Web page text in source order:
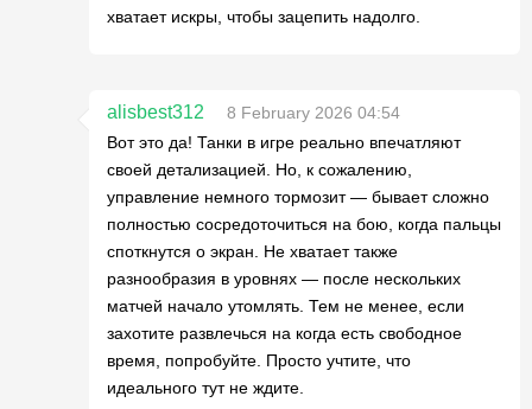
хватает искры, чтобы зацепить надолго.
alisbest312
8 February 2026 04:54
Вот это да! Танки в игре реально впечатляют
своей детализацией. Но, к сожалению,
управление немного тормозит — бывает сложно
полностью сосредоточиться на бою, когда пальцы
споткнутся о экран. Не хватает также
разнообразия в уровнях — после нескольких
матчей начало утомлять. Тем не менее, если
захотите развлечься на когда есть свободное
время, попробуйте. Просто учтите, что
идеального тут не ждите.